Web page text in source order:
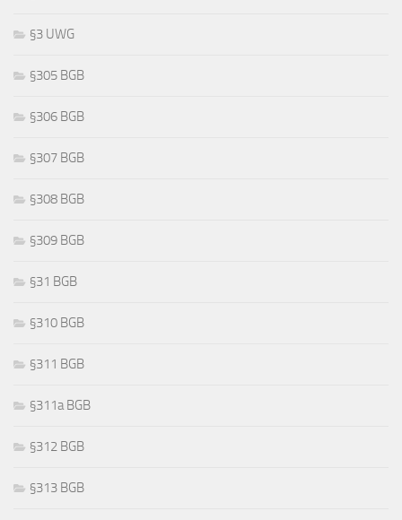
§3 UWG
§305 BGB
§306 BGB
§307 BGB
§308 BGB
§309 BGB
§31 BGB
§310 BGB
§311 BGB
§311a BGB
§312 BGB
§313 BGB